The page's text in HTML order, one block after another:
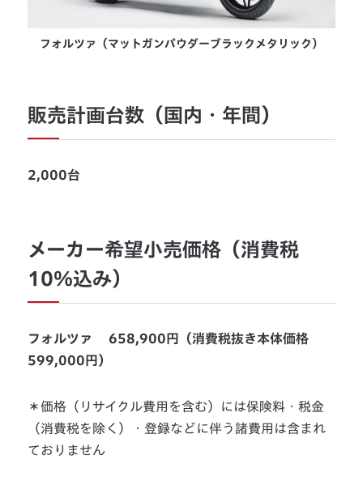
フォルツァ（マットガンパウダーブラックメタリック）
販売計画台数（国内・年間）
2,000台
メーカー希望小売価格（消費税
10％込み）
フォルツァ 658,900円（消費税抜き本体価格
599,000円）
＊価格（リサイクル費用を含む）には保険料・税金
（消費税を除く）・登録などに伴う諸費用は含まれ
ておりません